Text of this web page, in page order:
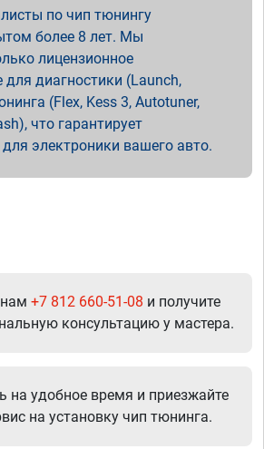
по чип тюнингу
более 8 лет. Мы
лицензионное
для диагностики (Launch,
(Flex, Kess 3, Autotuner,
что гарантирует
электроники вашего авто.
+7 812 660-51-08 и получите
консультацию у мастера.
на удобное время и приезжайте
на установку чип тюнинга.